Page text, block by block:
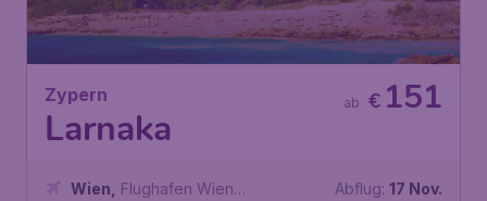
Zypern
Larnaka
€ 151
ab
Wien
Flughafen Wien
Abflug: 17 Nov.